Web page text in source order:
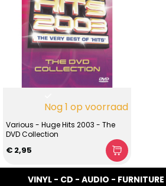
Nog 1 op voorraad
Various - Huge Hits 2003 - The
DVD Collection
€ 2,95
VINYL - CD - AUDIO -